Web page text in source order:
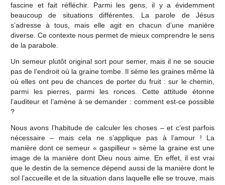
fascine et fait réfléchir. Parmi les gens, il y a évidemment
beaucoup de situations différentes. La parole de Jésus
s’adresse à tous, mais elle agit en chacun d’une manière
diverse. Ce contexte nous permet de mieux comprendre le sens
de la parabole.
Un semeur plutôt original sort pour semer, mais il ne se soucie
pas de l’endroit où la graine tombe. Il sème les graines même là
où elles ont peu de chances de porter du fruit : sur le chemin,
parmi les pierres, parmi les ronces. Cette attitude étonne
l’auditeur et l’amène à se demander : comment est-ce possible
?
Nous avons l’habitude de calculer les choses – et c’est parfois
nécessaire – mais cela ne s’applique pas à l’amour ! La
manière dont ce semeur « gaspilleur » sème la graine est une
image de la manière dont Dieu nous aime. En effet, il est vrai
que le destin de la semence dépend aussi de la manière dont le
sol l’accueille et de la situation dans laquelle elle se trouve, mais